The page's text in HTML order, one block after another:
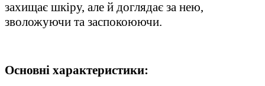
захищає шкіру, але й доглядає за нею,
зволожуючи та заспокоюючи.
Основні характеристики: